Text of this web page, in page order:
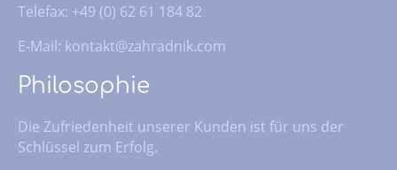
Telefax: +49 (0) 62 61 184 82
E-Mail: kontakt@zahradnik.com
Philosophie
Die Zufriedenheit unserer Kunden ist für uns der
Schlüssel zum Erfolg.